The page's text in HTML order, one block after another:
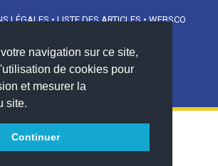
navigation sur ce site,
de cookies pour
et mesurer la
site.
Continuer
LÉGALES•LISTE DES ARTICLES•WEBSCO